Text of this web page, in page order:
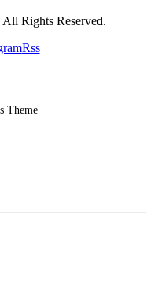
Rights Reserved.
Rss
Theme